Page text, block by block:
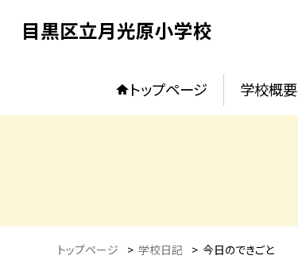
目黒区立月光原小学校
トップページ 学校概要
トップページ > 学校日記 > 今日のできごと